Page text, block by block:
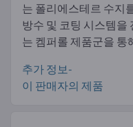
는 폴리에스테르 수지
방수 및 코팅 시스템을
는 켐퍼롤 제품군을 통
추가 정보-
이 판매자의 제품